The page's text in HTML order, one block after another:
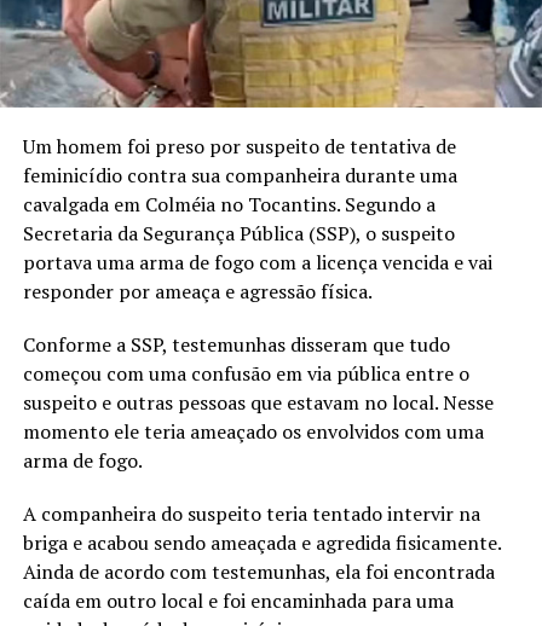
Um homem foi preso por suspeito de tentativa de
feminicídio contra sua companheira durante uma
cavalgada em Colméia no Tocantins. Segundo a
Secretaria da Segurança Pública (SSP), o suspeito
portava uma arma de fogo com a licença vencida e vai
responder por ameaça e agressão física.
Conforme a SSP, testemunhas disseram que tudo
começou com uma confusão em via pública entre o
suspeito e outras pessoas que estavam no local. Nesse
momento ele teria ameaçado os envolvidos com uma
arma de fogo.
A companheira do suspeito teria tentado intervir na
briga e acabou sendo ameaçada e agredida fisicamente.
Ainda de acordo com testemunhas, ela foi encontrada
caída em outro local e foi encaminhada para uma